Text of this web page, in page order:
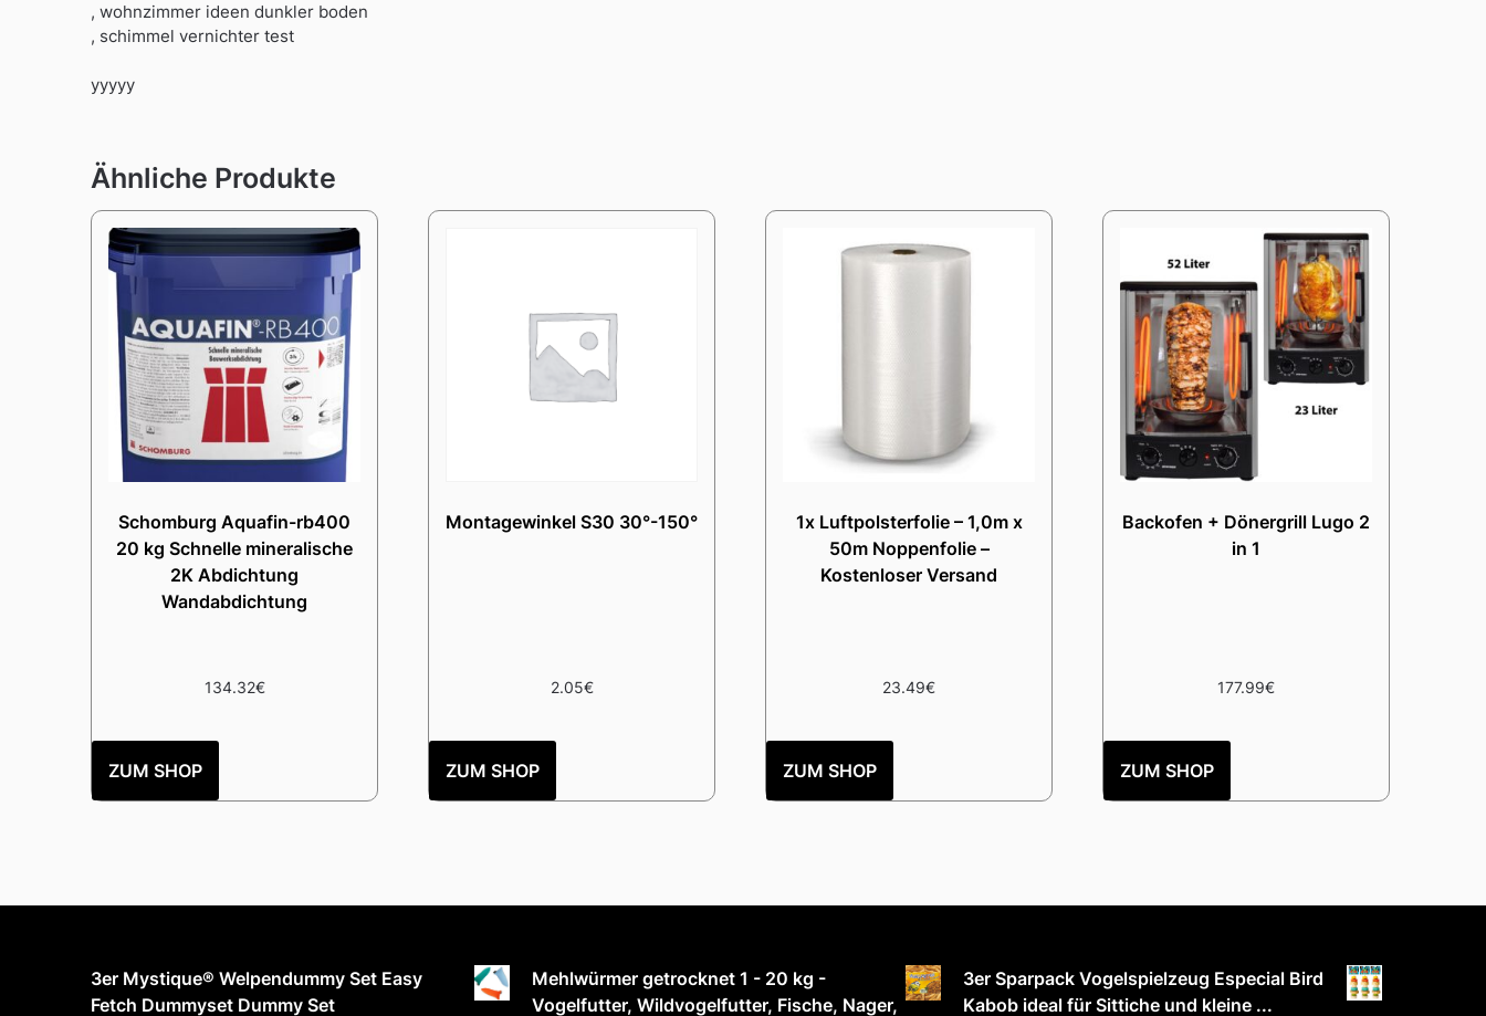
, wohnzimmer ideen dunkler boden
, schimmel vernichter test
yyyyy
Ähnliche Produkte
Schomburg Aquafin-rb400
20 kg Schnelle mineralische
2K Abdichtung
Wandabdichtung
134.32€
ZUM SHOP
Montagewinkel S30 30°-150°
2.05€
ZUM SHOP
1x Luftpolsterfolie – 1,0m x
50m Noppenfolie –
Kostenloser Versand
23.49€
ZUM SHOP
Backofen + Dönergrill Lugo 2
in 1
177.99€
ZUM SHOP
3er Mystique® Welpendummy Set Easy
Fetch Dummyset Dummy Set
Mehlwürmer getrocknet 1 - 20 kg -
Vogelfutter, Wildvogelfutter, Fische, Nager,
3er Sparpack Vogelspielzeug Especial Bird
Kabob ideal für Sittiche und kleine ...